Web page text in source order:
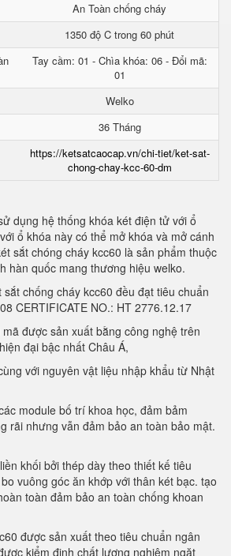
An Toàn chống cháy
1350 độ C trong 60 phút
Tay cầm: 01 - Chìa khóa: 06 - Đổi mã:
01
Welko
36 Tháng
https://ketsatcaocap.vn/chi-tiet/ket-sat-
chong-chay-kcc-60-dm
dụng hệ thống khóa két điện tử với ổ
ổ khóa này có thể mở khóa và mở cánh
sắt chóng cháy kcc60 là sản phẩm thuộc
hàn quốc mang thương hiệu welko.
chống cháy kcc60 đều đạt tiêu chuẩn
CERTIFICATE NO.: HT 2776.12.17
được sản xuất bằng công nghệ trên
đại bậc nhất Châu Á,
với nguyên vật liệu nhập khẩu từ Nhật
module bố trí khoa học, đảm bảm
rãi nhưng vẫn đảm bảo an toàn bảo mật.
khối bởi thép dày theo thiết kế tiêu
vuông góc ăn khớp với thân két bạc. tạo
toàn đảm bảo an toàn chống khoan
được sản xuất theo tiêu chuẩn ngân
kiểm định chất lượng nghiêm ngặt